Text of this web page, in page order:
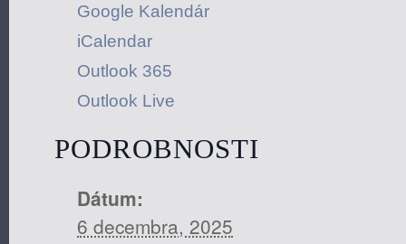
Google Kalendár
iCalendar
Outlook 365
Outlook Live
PODROBNOSTI
Dátum:
6 decembra, 2025